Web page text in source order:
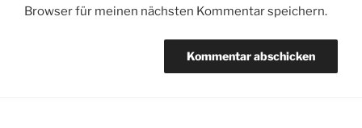
Browser für meinen nächsten Kommentar speichern.